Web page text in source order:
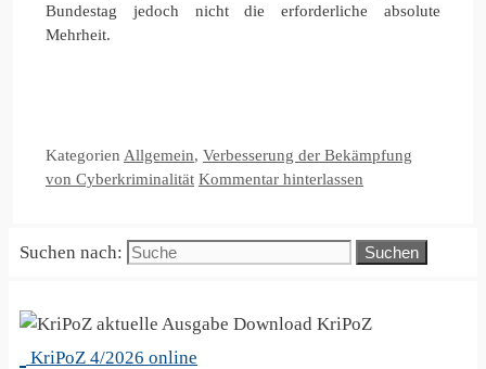
Bundestag jedoch nicht die erforderliche absolute
Mehrheit.
Kategorien Allgemein, Verbesserung der Bekämpfung
von Cyberkriminalität Kommentar hinterlassen
Suchen nach:
KriPoZ
KriPoZ 4/2026 online